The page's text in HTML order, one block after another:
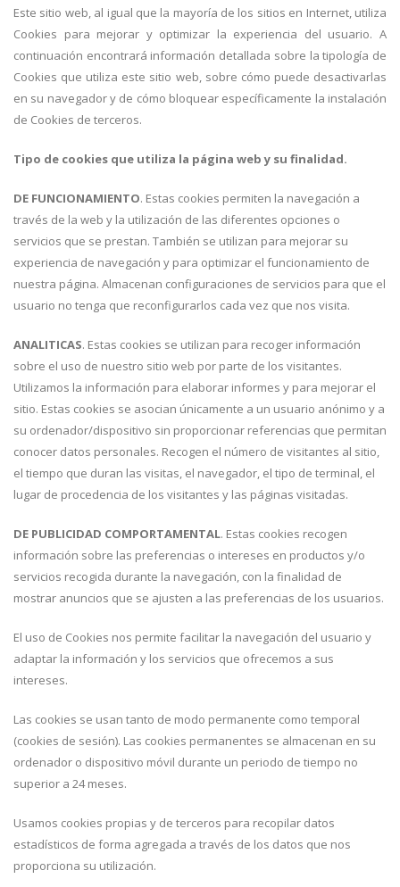
Este sitio web, al igual que la mayoría de los sitios en Internet, utiliza
Cookies para mejorar y optimizar la experiencia del usuario. A
continuación encontrará información detallada sobre la tipología de
Cookies que utiliza este sitio web, sobre cómo puede desactivarlas
en su navegador y de cómo bloquear específicamente la instalación
de Cookies de terceros.
Tipo de cookies que utiliza la página web y su finalidad.
DE FUNCIONAMIENTO. Estas cookies permiten la navegación a
través de la web y la utilización de las diferentes opciones o
servicios que se prestan. También se utilizan para mejorar su
experiencia de navegación y para optimizar el funcionamiento de
nuestra página. Almacenan configuraciones de servicios para que el
usuario no tenga que reconfigurarlos cada vez que nos visita.
ANALITICAS. Estas cookies se utilizan para recoger información
sobre el uso de nuestro sitio web por parte de los visitantes.
Utilizamos la información para elaborar informes y para mejorar el
sitio. Estas cookies se asocian únicamente a un usuario anónimo y a
su ordenador/dispositivo sin proporcionar referencias que permitan
conocer datos personales. Recogen el número de visitantes al sitio,
el tiempo que duran las visitas, el navegador, el tipo de terminal, el
lugar de procedencia de los visitantes y las páginas visitadas.
DE PUBLICIDAD COMPORTAMENTAL. Estas cookies recogen
información sobre las preferencias o intereses en productos y/o
servicios recogida durante la navegación, con la finalidad de
mostrar anuncios que se ajusten a las preferencias de los usuarios.
El uso de Cookies nos permite facilitar la navegación del usuario y
adaptar la información y los servicios que ofrecemos a sus
intereses.
Las cookies se usan tanto de modo permanente como temporal
(cookies de sesión). Las cookies permanentes se almacenan en su
ordenador o dispositivo móvil durante un periodo de tiempo no
superior a 24 meses.
Usamos cookies propias y de terceros para recopilar datos
estadísticos de forma agregada a través de los datos que nos
proporciona su utilización.